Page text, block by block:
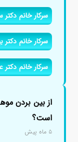
سرکار خانم
سرکار خانم دکتر
سرکار خانم
از بین بردن
است؟
۵ ماه پیش